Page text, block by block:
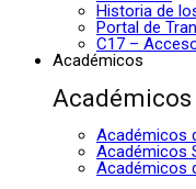
Historia de
Portal de
C17 –
Académicos
Académicos
Académicos
Académicos